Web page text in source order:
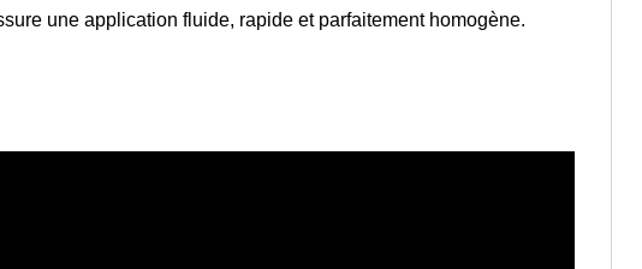
une application fluide, rapide et parfaitement homogène.